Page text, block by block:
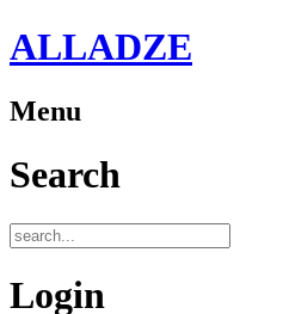
ALLADZE
Menu
Search
Login